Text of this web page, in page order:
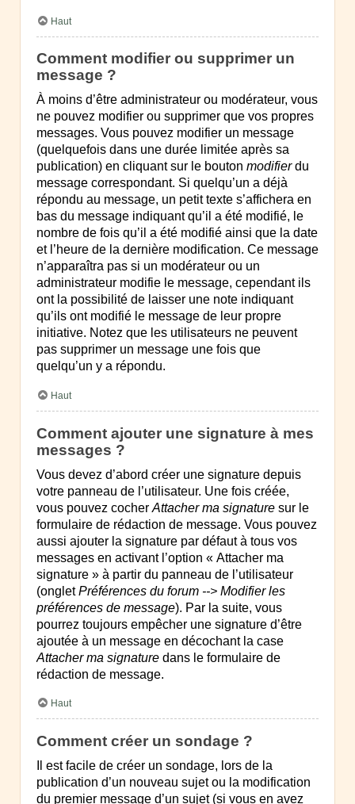
Haut
Comment modifier ou supprimer un
message ?
À moins d’être administrateur ou modérateur, vous
ne pouvez modifier ou supprimer que vos propres
messages. Vous pouvez modifier un message
(quelquefois dans une durée limitée après sa
publication) en cliquant sur le bouton modifierdu
message correspondant. Si quelqu’un a déjà
répondu au message, un petit texte s’affichera en
bas du message indiquant qu’il a été modifié, le
nombre de fois qu’il a été modifié ainsi que la date
et l’heure de la dernière modification. Ce message
n’apparaîtra pas si un modérateur ou un
administrateur modifie le message, cependant ils
ont la possibilité de laisser une note indiquant
qu’ils ont modifié le message de leur propre
initiative. Notez que les utilisateurs ne peuvent
pas supprimer un message une fois que
quelqu’un y a répondu.
Haut
Comment ajouter une signature à mes
messages ?
Vous devez d’abord créer une signature depuis
votre panneau de l’utilisateur. Une fois créée,
vous pouvez cocher Attacher ma signature sur le
formulaire de rédaction de message. Vous pouvez
aussi ajouter la signature par défaut à tous vos
messages en activant l’option « Attacher ma
signature » à partir du panneau de l’utilisateur
(ongletPréférences du forum --> Modifier les
préférences de message). Par la suite, vous
pourrez toujours empêcher une signature d’être
ajoutée à un message en décochant la case
Attacher ma signature dans le formulaire de
rédaction de message.
Haut
Comment créer un sondage ?
Il est facile de créer un sondage, lors de la
publication d’un nouveau sujet ou la modification
du premier message d’un sujet (si vous en avez